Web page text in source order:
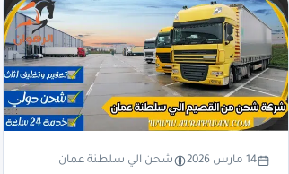
14 مارس 2026 شحن الي سلطنة عمان